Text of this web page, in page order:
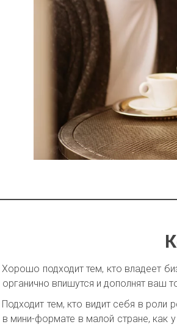
Хорошо подходит тем, кто владеет
органично впишутся и дополнят ваш
Подходит тем, кто видит себя в
в мини-формате в малой стране, как